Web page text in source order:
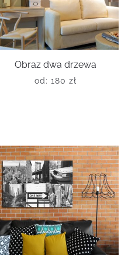
Obraz dwa drzewa
od: 180 zł